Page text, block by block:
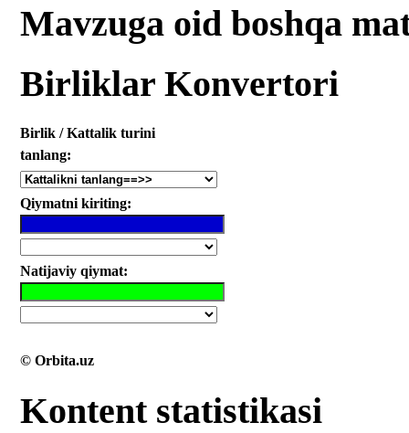
Mavzuga oid boshqa
Birliklar Konvertori
Birlik / Kattalik turini
tanlang:
Qiymatni kiriting:
Natijaviy qiymat:
© Orbita.uz
Kontent statistikasi